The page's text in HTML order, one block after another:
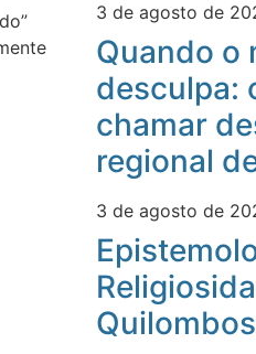
3 de agosto de
Quando o
desculpa:
chamar
regional
3 de agosto de
Quilombos